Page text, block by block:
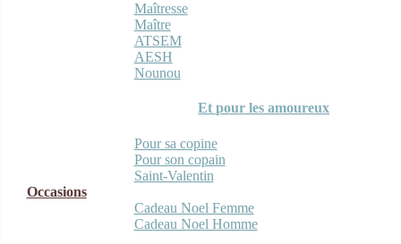
Maîtresse
Maître
ATSEM
AESH
Nounou
Et pour les amoureux
Pour sa copine
Pour son copain
Saint-Valentin
Occasions
Cadeau Noel Femme
Cadeau Noel Homme